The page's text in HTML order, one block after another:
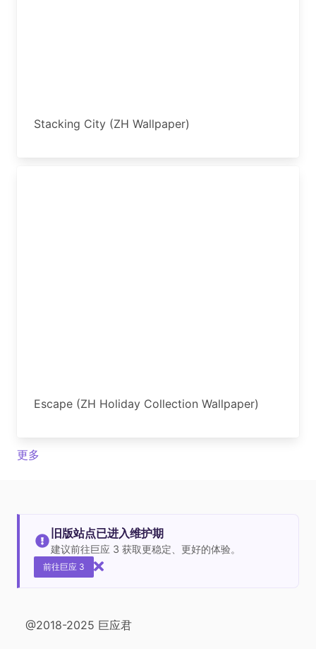
Stacking City (ZH Wallpaper)
Escape (ZH Holiday Collection Wallpaper)
更多
旧版站点已进入维护期
建议前往巨应 3 获取更稳定、更好的体验。
前往巨应 3
@2018-2025 巨应君